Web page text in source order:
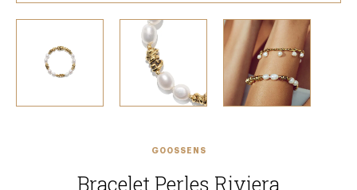
GOOSSENS
Bracelet Perles Riviera